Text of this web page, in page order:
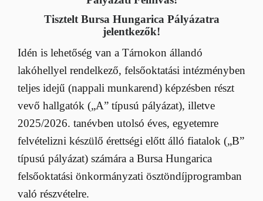
TiszteltBursa Hungarica Pályázatra
jelentkezők!
Idén is lehetőség van a Tárnokon állandó
lakóhellyel rendelkező, felsőoktatási intézményben
teljes idejű (nappali munkarend) képzésben részt
vevő hallgatók („A” típusú pályázat), illetve
2025/2026. tanévben utolsó éves, egyetemre
felvételizni készülő érettségi előtt álló fiatalok („B”
típusú pályázat) számára a Bursa Hungarica
felsőoktatási önkormányzati ösztöndíjprogramban
való részvételre.